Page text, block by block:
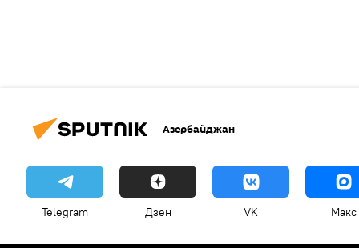
Азербайджан
Telegram Дзен VK Макс